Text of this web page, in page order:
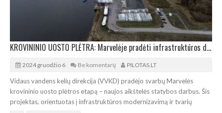
KROVININIO UOSTO PLĖTRA: Marvelėje pradėti infrastruktūros darbai
2024 gruodžio 6 Be komentarų PILOTAS.LT
Vidaus vandens kelių direkcija (VVKD) pradėjo svarbų Marvelės
krovininio uosto plėtros etapą – naujos aikštelės statybos darbus. Šis
projektas, orientuotas į infrastruktūros modernizavimą ir tvarių